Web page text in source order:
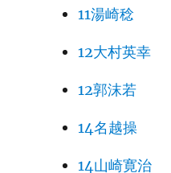
11湯崎稔
12大村英幸
12郭沫若
14名越操
14山崎寛治